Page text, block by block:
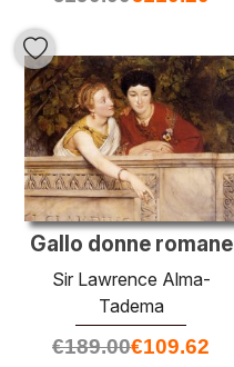
Gallo donne romane
Sir Lawrence Alma-
Tadema
€189.00€109.62